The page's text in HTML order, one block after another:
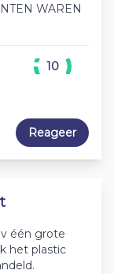
WAREN
10
Reageer
één grote
het plastic